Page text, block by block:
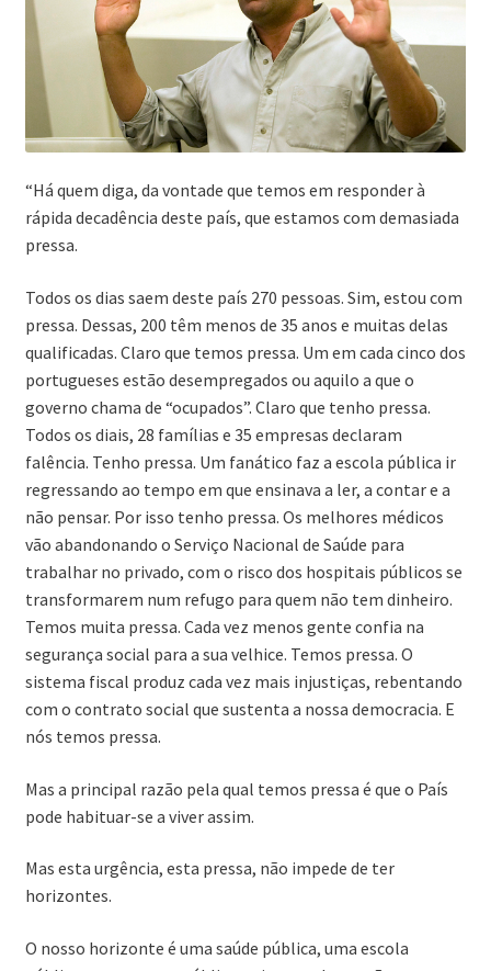
“Há quem diga, da vontade que temos em responder à
rápida decadência deste país, que estamos com demasiada
pressa.
Todos os dias saem deste país 270 pessoas. Sim, estou com
pressa. Dessas, 200 têm menos de 35 anos e muitas delas
qualificadas. Claro que temos pressa. Um em cada cinco dos
portugueses estão desempregados ou aquilo a que o
governo chama de “ocupados”. Claro que tenho pressa.
Todos os diais, 28 famílias e 35 empresas declaram
falência. Tenho pressa. Um fanático faz a escola pública ir
regressando ao tempo em que ensinava a ler, a contar e a
não pensar. Por isso tenho pressa. Os melhores médicos
vão abandonando o Serviço Nacional de Saúde para
trabalhar no privado, com o risco dos hospitais públicos se
transformarem num refugo para quem não tem dinheiro.
Temos muita pressa. Cada vez menos gente confia na
segurança social para a sua velhice. Temos pressa. O
sistema fiscal produz cada vez mais injustiças, rebentando
com o contrato social que sustenta a nossa democracia. E
nós temos pressa.
Mas a principal razão pela qual temos pressa é que o País
pode habituar-se a viver assim.
Mas esta urgência, esta pressa, não impede de ter
horizontes.
O nosso horizonte é uma saúde pública, uma escola